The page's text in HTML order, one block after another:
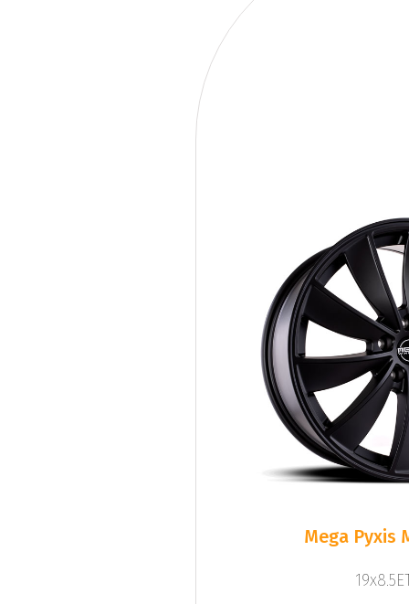
Mega Pyxis